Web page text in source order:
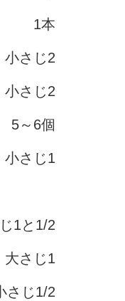
1本
小さじ2
小さじ2
5～6個
小さじ1
1と1/2
大さじ1
さじ1/2